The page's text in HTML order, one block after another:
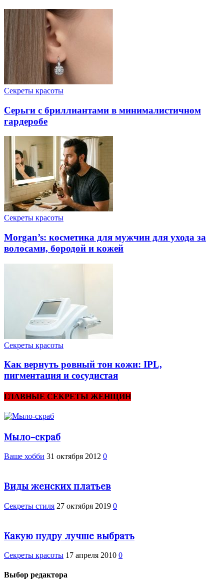
Секреты красоты
Серьги с бриллиантами в минималистичном
гардеробе
Секреты красоты
Morgan’s: косметика для мужчин для ухода за
волосами, бородой и кожей
Секреты красоты
Как вернуть ровный тон кожи: IPL,
пигментация и сосудистая
ГЛАВНЫЕ СЕКРЕТЫ ЖЕНЩИН
Мыло-скраб
Ваше хобби 31 октября 2012 0
Виды женских платьев
Секреты стиля 27 октября 2019 0
Какую пудру лучше выбрать
Секреты красоты 17 апреля 2010 0
Выбор редактора